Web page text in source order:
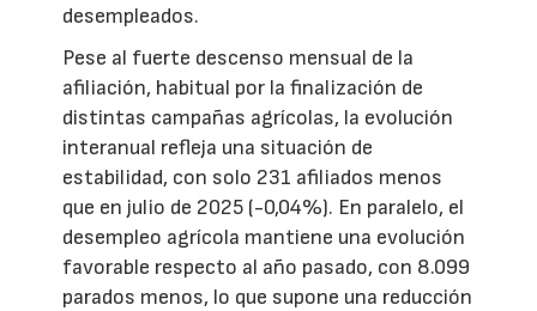
desempleados.
Pese al fuerte descenso mensual de la
afiliación, habitual por la finalización de
distintas campañas agrícolas, la evolución
interanual refleja una situación de
estabilidad, con solo 231 afiliados menos
que en julio de 2025 (-0,04%). En paralelo, el
desempleo agrícola mantiene una evolución
favorable respecto al año pasado, con 8.099
parados menos, lo que supone una reducción